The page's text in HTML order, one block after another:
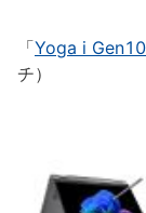
「Yoga i
チ）